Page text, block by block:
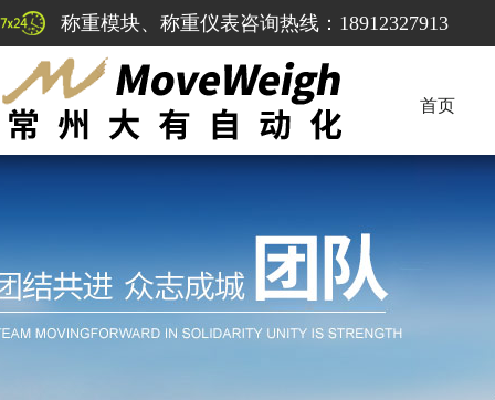
称重模块、称重仪表咨询热线：18912327913
首页